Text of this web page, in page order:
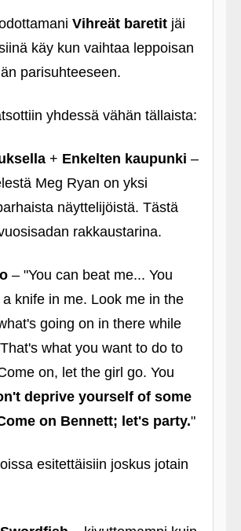
Vihreät baretitjäi
käy kun vaihtaa leppoisan
parisuhteeseen.
yhdessä vähän tällaista:
+ Enkelten kaupunki –
Meg Ryan on yksi
näyttelijöistä. Tästä
rakkaustarina.
– "You can beat me... You
knife in me. Look me in the
going on in there while
what you want to do to
on, let the girl go. You
deprive yourself of some
on Bennett; let's party."
esitettäisiin joskus jotain